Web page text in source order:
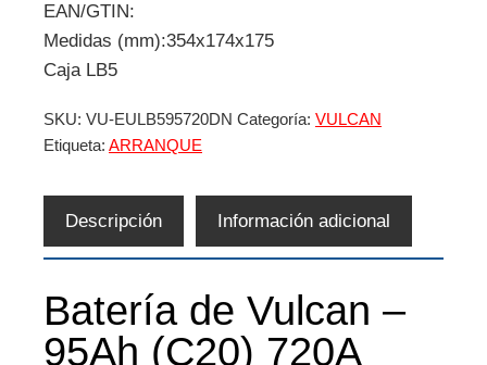
EAN/GTIN:
Medidas (mm):354x174x175
Caja LB5
SKU: VU-EULB595720DN Categoría: VULCAN
Etiqueta: ARRANQUE
Descripción Información adicional
Batería de Vulcan –
95Ah (C20) 720A